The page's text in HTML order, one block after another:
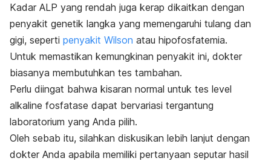
Kadar ALP yang rendah juga kerap dikaitkan dengan
penyakit genetik langka yang memengaruhi tulang dan
gigi, seperti penyakit Wilson atau hipofosfatemia.
Untuk memastikan kemungkinan penyakit ini, dokter
biasanya membutuhkan tes tambahan.
Perlu diingat bahwa kisaran normal untuk tes level
alkaline fosfatase dapat bervariasi tergantung
laboratorium yang Anda pilih.
Oleh sebab itu, silahkan diskusikan lebih lanjut dengan
dokter Anda apabila memiliki pertanyaan seputar hasil